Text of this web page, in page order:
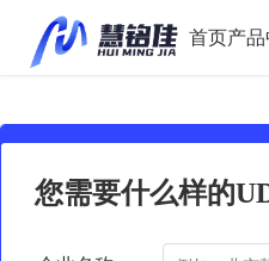
首页产
您需要什么样的